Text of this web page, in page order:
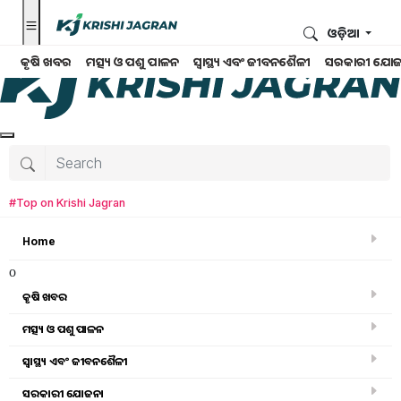
କୃଷି ଖବର ମତ୍ସ୍ୟ ଓ ପଶୁ ପାଳନ ସ୍ୱାସ୍ଥ୍ୟ ଏବଂ ଜୀବନଶୈଳୀ ସରକାରୀ
ଓଡ଼ିଆ
#Top on Krishi Jagran
Home
o
କୃଷି ଖବର
ମତ୍ସ୍ୟ ଓ ପଶୁ ପାଳନ
ସ୍ୱାସ୍ଥ୍ୟ ଏବଂ ଜୀବନଶୈଳୀ
ସରକାରୀ ଯୋଜନା
ମତ୍ସ୍ୟ ଓ ପଶୁ ପାଳନ